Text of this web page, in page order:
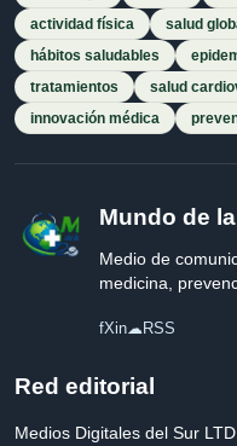
actividad física
salud
hábitos saludables
tratamientos
salud
innovación médica
Mundo de
Medio de
medicina,
fXin☁RSS
Red editorial
Medios Digitales del Sur LTD